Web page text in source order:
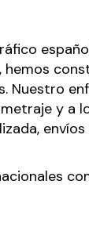
hemos
Nuestro
y a